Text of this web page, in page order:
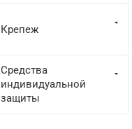
Крепеж
Средства
индивидуальной
защиты